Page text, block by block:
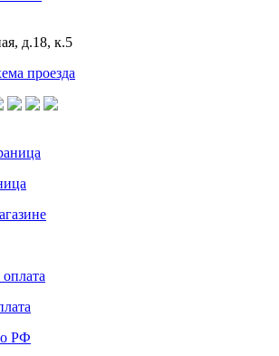
д.18, к.5
проезда